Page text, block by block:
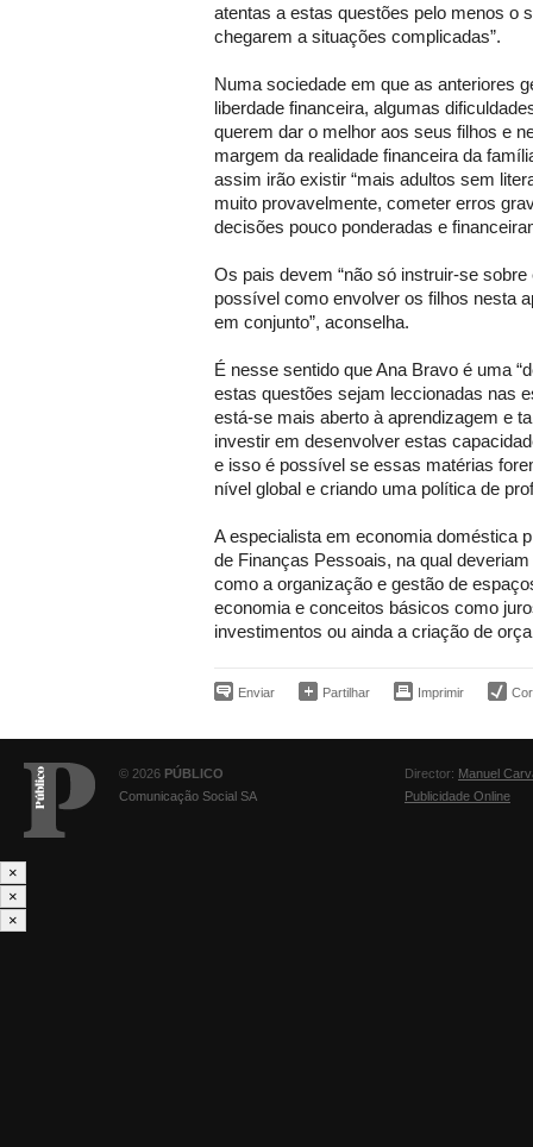
atentas a estas questões pelo menos o
chegarem a situações complicadas”.
Numa sociedade em que as anteriores
liberdade financeira, algumas
querem dar o melhor aos seus filhos e
margem da realidade financeira da
assim irão existir “mais adultos sem
muito provavelmente, cometer erros
decisões pouco ponderadas e
Os pais devem “não só instruir-se
possível como envolver os filhos nesta
em conjunto”, aconselha.
É nesse sentido que Ana Bravo é uma
estas questões sejam leccionadas nas
está-se mais aberto à aprendizagem e
investir em desenvolver estas
e isso é possível se essas matérias
nível global e criando uma política de
A especialista em economia doméstica
de Finanças Pessoais, na qual
como a organização e gestão de
economia e conceitos básicos como
investimentos ou ainda a criação de
Enviar Partilhar Imprimir
© 2026 PÚBLICO
Comunicação Social SA
Director: Manuel
Publicidade Online
×
×
×